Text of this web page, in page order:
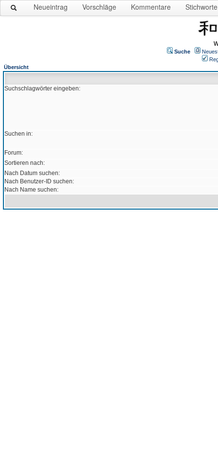
Neueintrag Vorschläge Kommentare Stichworte
Suche
Übersicht
Suchschlagwörter eingeben:
Suchen in:
Forum:
Sortieren nach:
Nach Datum suchen:
Nach Benutzer-ID suchen:
Nach Name suchen: